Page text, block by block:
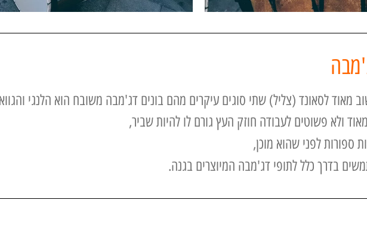
לסאונד (צליל) שתי סוגים עיקרים מהם בונים דג'מבה משובח הוא הלנגי
ולא פשוטים לעבודה חוזק העץ גורם לו להיות שביר,
לפני שהוא מוכן,
בדרך כלל לתופי דג'מבה המיוצרים בגנה.